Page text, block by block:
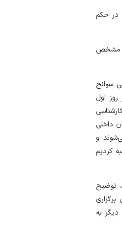
در حکم
مشخص
سوانح
اول
داخلی
و
کردیم
توضیح
به